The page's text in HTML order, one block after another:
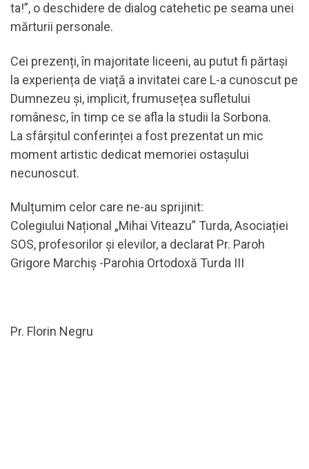
ta!”, o deschidere de dialog catehetic pe seama unei
mărturii personale.
Cei prezenți, în majoritate liceeni, au putut fi părtași
la experiența de viață a invitatei care L-a cunoscut pe
Dumnezeu și, implicit, frumusețea sufletului
românesc, în timp ce se afla la studii la Sorbona.
La sfârșitul conferinței a fost prezentat un mic
moment artistic dedicat memoriei ostașului
necunoscut.
Mulțumim celor care ne-au sprijinit:
Colegiului Național „Mihai Viteazu” Turda, Asociației
SOS, profesorilor și elevilor, a declarat Pr. Paroh
Grigore Marchiș -Parohia Ortodoxă Turda III
Pr. Florin Negru